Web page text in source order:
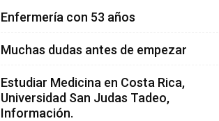
Enfermería con 53 años
Muchas dudas antes de empezar
Estudiar Medicina en Costa Rica,
Universidad San Judas Tadeo,
Información.